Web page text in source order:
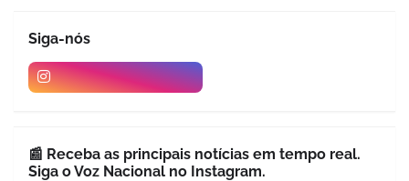
Siga-nós
📰 Receba as principais notícias em tempo real.
Siga o Voz Nacional no Instagram.